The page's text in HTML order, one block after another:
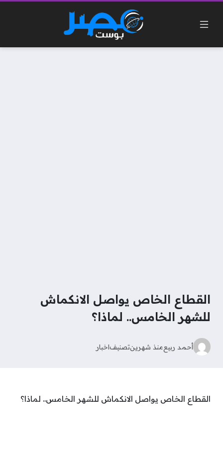
القطاع الخاص يواصل الانكماش
للشهر الخامس.. لماذا؟
أحمد ربيعمنذ شهرينتصنيفاخبار
القطاع الخاص يواصل الانكماش للشهر الخامس.. لماذا؟